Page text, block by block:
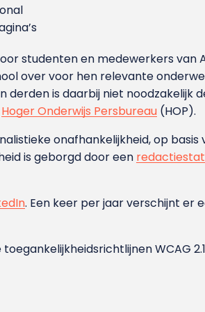
studenten en medewerkers van
over voor hen relevante
is daarbij niet noodzakelijk
Hoger Onderwijs Persbureau (HOP).
onafhankelijkheid, op basis
is geborgd door een
. Een keer per jaar verschijnt er
WCAG